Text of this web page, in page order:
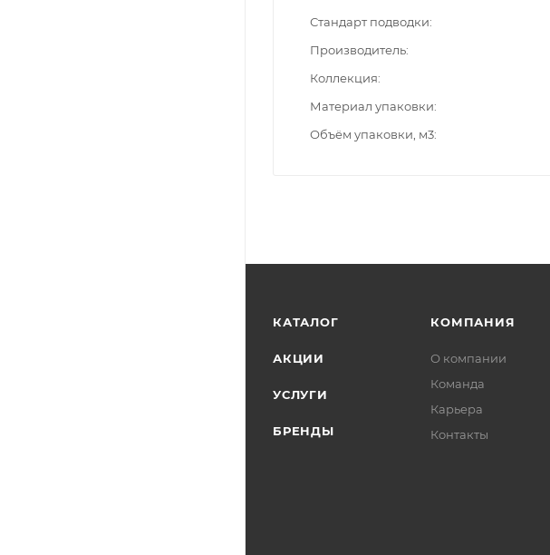
Стандарт подводки
Производитель
Коллекция
Материал упаковки
Объём упаковки, м3
КАТАЛОГ
АКЦИИ
УСЛУГИ
БРЕНДЫ
КОМПАНИЯ
О компании
Команда
Карьера
Контакты